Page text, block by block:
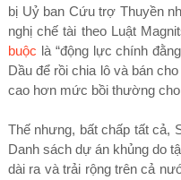
bị Uỷ ban Cứu trợ Thuyền
nghị chế tài theo Luật
buộc là “động lực chính
Dầu để rồi chia lô và bán
cao hơn mức bồi thường cho
Thế nhưng, bất chấp tất cả,
Danh sách dự án khủng do
dài ra và trải rộng trên cả